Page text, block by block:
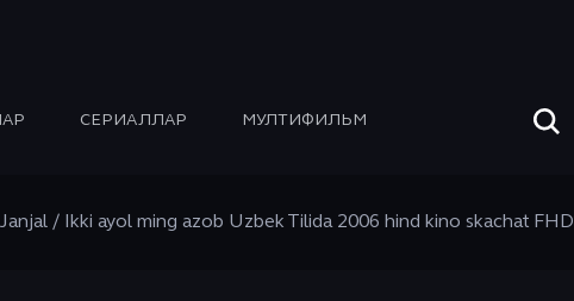
СЕРИАЛЛАР МУЛТИФИЛЬМ
/ Ikki ayol ming azob Uzbek Tilida 2006 hind kino skachat FHD